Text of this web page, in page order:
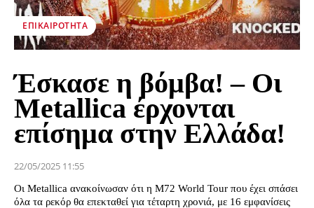
ΕΠΙΚΑΙΡΌΤΗΤΑ
Έσκασε η βόμβα! – Οι
Metallica έρχονται
επίσημα στην Ελλάδα!
22/05/2025 11:55
Οι Metallica ανακοίνωσαν ότι η M72 World Tour που έχει σπάσει
όλα τα ρεκόρ θα επεκταθεί για τέταρτη χρονιά, με 16 εμφανίσεις